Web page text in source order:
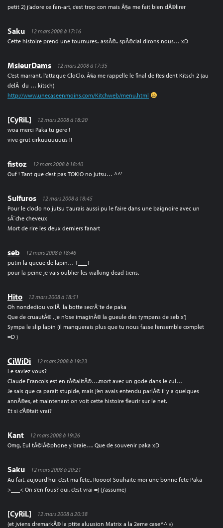
petit 2) j’adore ce fan-art, c’est trop con mais Ã§a me fait bien dÃ©lirer
Saku
12 mars 2008 à 17:16
Cette histoire prend une tournures.. assÃ©.. spÃ©cial dirons nous… xD
MsieurDams
12 mars 2008 à 17:35
C’est marrant, l’attaque CloClo, Ã§a me rappelle le final de Resident Kitsch 2 (au
delÃ du … kitsch)
http://www.unecaseenmoins.com/Kitchweb/menu.html
[CyRiL]
12 mars 2008 à 18:20
woa merci Paka tu gere !
vive grut cirkuuuuuuus !!
fistoz
12 mars 2008 à 18:40
Ouf ! Tant que c’est pas TOKIO no jutsu… ^^’
Sulfuros
12 mars 2008 à 18:45
Pour le cloclo no jutsu t’aurais aussi pu le faire dans une baignoire avec un
sÃ¨che cheveux
Mort de rire les deux derniers fanart
seb
12 mars 2008 à 18:46
putin la queue de lapin… T___T
pour la peine je vais oublier les walking dead tiens.
Hito
12 mars 2008 à 18:51
Oh nondediou voilÃ la botte secrÃ¨te de paka
Que de cruautÃ© , je n’ose imaginÃ© la gueule des tympans de seb x’)
Sympa le slip lapin (il manquerais plus que tu nous fasse l’ensemble complet
=D )
CiWiDi
12 mars 2008 à 19:23
Le saviez vous?
Claude Francois est en rÃ©alitÃ©….mort avec un gode dans le cul…
Je sais que ca parait stupide, mais j’en avais entendu parlÃ© il y a quelques
annÃ©es, et maintenant on voit cette histoire fleurir sur le net.
Et si c’Ã©tait vrai?
Kant
12 mars 2008 à 19:26
Omg, Eul tÃ©lÃ©phone y braie…. Que de souvenir paka xD
Saku
12 mars 2008 à 20:21
Au fait, aujourd’hui c’est ma fete.. Roooo! Souhaite moi une bonne fete Paka
>___< On s’en fous? oui, c’est vrai =) (j’assume)
[CyRiL]
12 mars 2008 à 20:38
(et jviens dremarkÃ© la ptite aluusion Matrix a la 2eme case^^ »)